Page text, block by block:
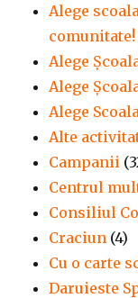
Alege
comunitate!
Alege
Alege
Alege
Alte
Campanii
Centrul
Consiliul
Craciun (4)
Cu o carte
Daruieste